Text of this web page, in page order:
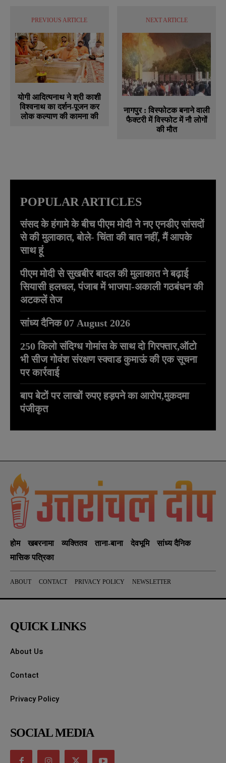
PREVIOUS ARTICLE
योगी आदित्यनाथ ने श्री काशी
विश्वनाथ का दर्शन-पूजन कर
लोक कल्याण की कामना की
NEXT ARTICLE
नागपुर : विस्फोटक बनाने वाली
फैक्टरी में विस्फोट में नौ लोगों
की मौत
POPULAR ARTICLES
संसद के हंगामे के बीच पीएम मोदी ने नए एनडीए सांसदों
से की मुलाकात, बोले- चिंता की बात नहीं, मैं आपके
साथ हूं
पीएम मोदी से सुखबीर बादल की मुलाकात ने बढ़ाई
सियासी हलचल, पंजाब में भाजपा-अकाली गठबंधन की
अटकलें तेज
सांध्य दैनिक 07 August 2026
250 किलो संदिग्ध गोमांस के साथ दो गिरफ्तार,ऑटो
भी सीज गोवंश संरक्षण स्क्वाड कुमाऊं की एक सूचना
पर कार्रवाई
बाप बेटों पर लाखों रुपए हड़पने का आरोप,मुकदमा
पंजीकृत
होम खबरनामा व्यक्तितव ताना-बाना देवभूमि
सांध्य दैनिक
मासिक पत्रिका
ABOUT CONTACT PRIVACY POLICY NEWSLETTER
QUICK LINKS
About Us
Contact
Privacy Policy
SOCIAL MEDIA